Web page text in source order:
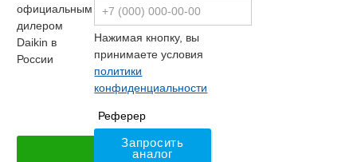
Нажимая кнопку, вы
принимаете условия
политики
конфиденциальности
Реферер
Запросить
аналог
официальным
дилером
Daikin в
России